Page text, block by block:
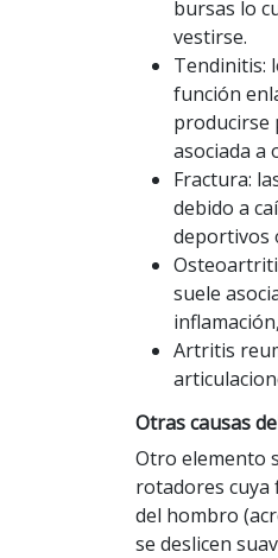
bursas lo
vestirse.
Tendinitis:
función
producirse
asociada a
Fractura:
debido a
deportivos
suele
Artritis
Otras causas
Otro elemento
rotadores cuya
del hombro
se deslicen